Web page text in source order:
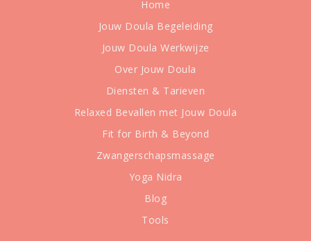
Home
Jouw Doula Begeleiding
Jouw Doula Werkwijze
Over Jouw Doula
Diensten & Tarieven
Relaxed Bevallen met Jouw Doula
Fit for Birth & Beyond
Zwangerschapsmassage
Yoga Nidra
Blog
Tools